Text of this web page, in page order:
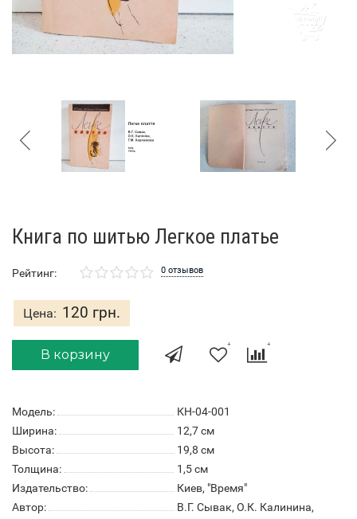
Книга по шитью Легкое платье
Рейтинг: 0 отзывов
Цена: 120 грн.
В корзину
Модель:
КН-04-001
Ширина:
12,7 см
Высота:
19,8 см
Толщина:
1,5 см
Издательство:
Киев, "Время"
Автор:
В.Г. Сывак, О.К. Калинина,